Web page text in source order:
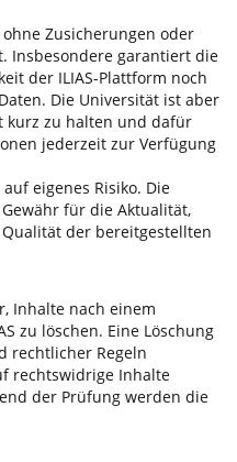
ohne Zusicherungen oder
Insbesondere garantiert die
der ILIAS-Plattform noch
Die Universität ist aber
kurz zu halten und dafür
jederzeit zur Verfügung
eigenes Risiko. Die
für die Aktualität,
der bereitgestellten
Inhalte nach einem
zu löschen. Eine Löschung
rechtlicher Regeln
rechtswidrige Inhalte
der Prüfung werden die